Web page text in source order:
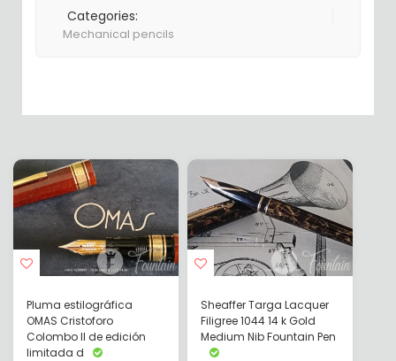
Categories:
Mechanical pencils
Pluma estilográfica
OMAS Cristoforo
Colombo II de edición
limitada d
Sheaffer Targa Lacquer
Filigree 1044 14 k Gold
Medium Nib Fountain Pen